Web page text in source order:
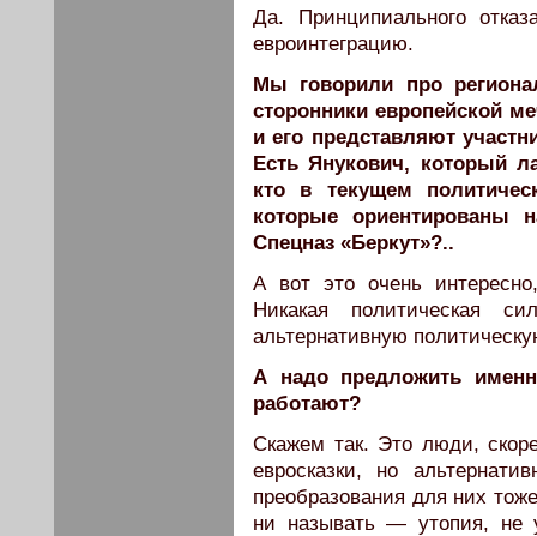
Да. Принципиального
евроинтеграцию.
Мы говорили про
сторонники европейской
и его представляют
Есть Янукович, который
кто в текущем
которые ориентированы
Спецназ «Беркут»?..
А вот это очень
Никакая политическая
альтернативную
А надо предложить
работают?
Скажем так. Это люди,
евросказки, но
преобразования для них
ни называть — утопия, не